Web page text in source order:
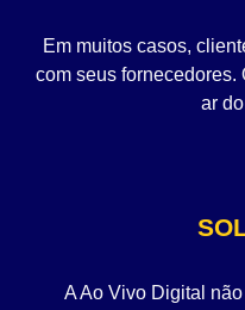
Em muitos casos,
com seus fornecedores.
ar
A Ao Vivo Digital